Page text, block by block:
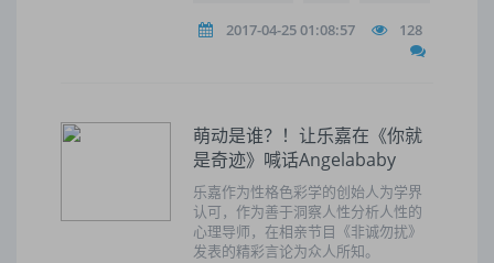
2017-04-25 01:08:57 128
萌动是谁？！让乐嘉在《你就
是奇迹》喊话Angelababy
乐嘉作为性格色彩学的创始人为学界
认可，作为善于洞察人性分析人性的
心理导师，在相亲节目《非诚勿扰》
发表的精彩言论为众人所知。